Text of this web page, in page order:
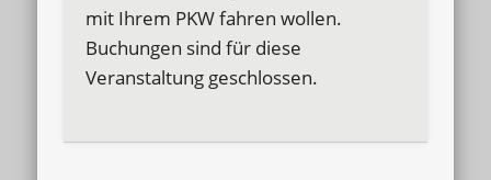
mit Ihrem PKW fahren wollen.
Buchungen sind für diese
Veranstaltung geschlossen.